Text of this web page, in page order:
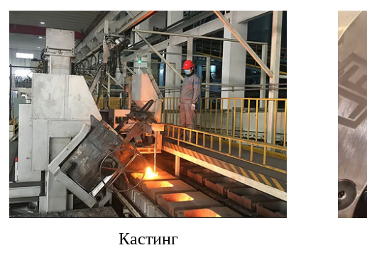
Кастинг